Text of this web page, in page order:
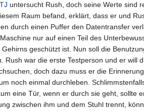
TJ untersucht Rush, doch seine Werte sind
Raum befand, erklärt, dass er und
durch einen Puffer den Datentransfer
nur auf einen Teil des
Gehirns geschützt ist. Nun soll die
Rush war die erste Testperson und er will
doch dazu muss er die
noch einmal durchleben.
eine Tür, wenn er durch sie geht, sollte
zwischen ihm und dem Stuhl trennt,